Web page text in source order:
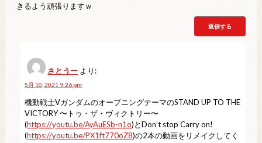
きるよう頑張りますｗ
返信する
さとうー より:
5月 10, 2021 9:26 pm
機動戦士VガンダムのオープニングテーマのSTAND UP TO THE
VICTORY 〜トゥ・ザ・ヴィクトリー〜
(https://youtu.be/AyAuESb-n1o)とDon’t stop Carry on!
(https://youtu.be/PX1ft770oZ8)の2本の動画をリメイクしてく